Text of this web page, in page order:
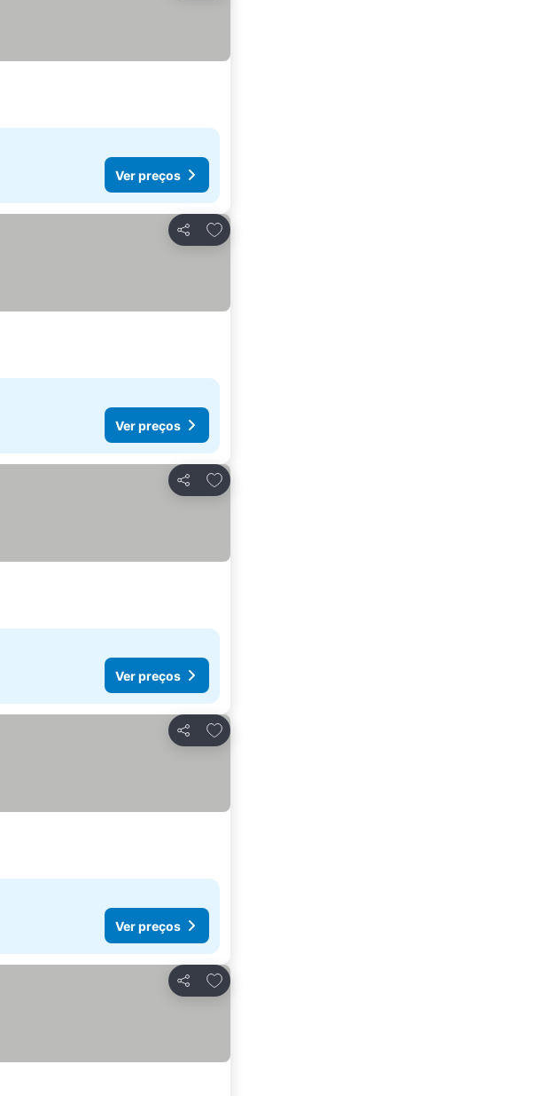
Ver preços
Partilhar
Adicionar aos favoritos
Ver preços
Partilhar
Adicionar aos favoritos
Ver preços
Partilhar
Adicionar aos favoritos
Ver preços
Partilhar
Adicionar aos favoritos